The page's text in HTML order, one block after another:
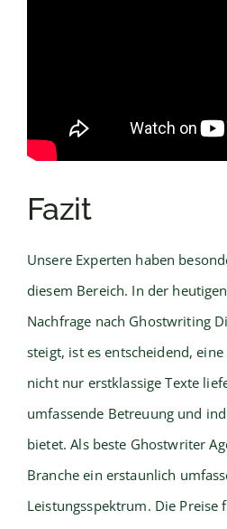
Fazit
Unsere Experten haben
diesem Bereich. In der
Nachfrage nach Ghostwriting
steigt, ist es entscheidend,
nicht nur erstklassige Texte
umfassende Betreuung und
bietet. Als beste Ghostwriter
Branche ein erstaunlich
Leistungsspektrum. Die